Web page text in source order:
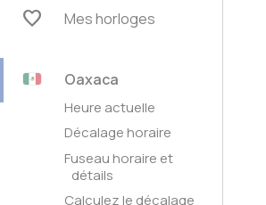
favorite Mes horloges
Oaxaca
Heure actuelle
Décalage horaire
Fuseau horaire et
détails
Calculez le décalage